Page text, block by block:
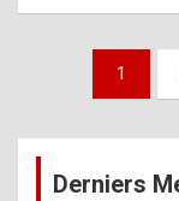
Pagination
1
Derniers